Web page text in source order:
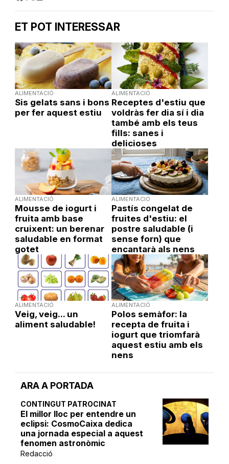
ARA A PORTADA
CONTINGUT PATROCINAT
El millor lloc per entendre un
eclipsi: CosmoCaixa dedica
una jornada especial a aquest
fenomen astronòmic
Redacció
ET POT INTERESSAR
ALIMENTACIÓ
Sis gelats sans i bons
per fer aquest estiu
ALIMENTACIÓ
Receptes d'estiu que
voldràs fer dia sí i dia
també amb els teus
fills: sanes i
delicioses
ALIMENTACIÓ
Mousse de iogurt i
fruita amb base
cruixent: un berenar
saludable en format
gotet
ALIMENTACIÓ
Pastís congelat de
fruites d'estiu: el
postre saludable (i
sense forn) que
encantarà als nens
ALIMENTACIÓ
Veig, veig... un
aliment saludable!
ALIMENTACIÓ
Polos semàfor: la
recepta de fruita i
iogurt que triomfarà
aquest estiu amb els
nens